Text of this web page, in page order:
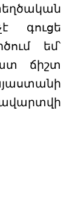
գուցե
եմ՝
ճիշտ